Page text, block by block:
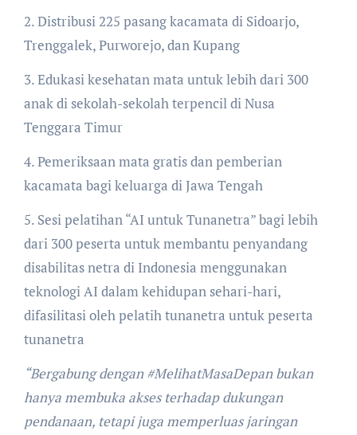
2. Distribusi 225 pasang kacamata di Sidoarjo,
Trenggalek, Purworejo, dan Kupang
3. Edukasi kesehatan mata untuk lebih dari 300
anak di sekolah-sekolah terpencil di Nusa
Tenggara Timur
4. Pemeriksaan mata gratis dan pemberian
kacamata bagi keluarga di Jawa Tengah
5. Sesi pelatihan “AI untuk Tunanetra” bagi lebih
dari 300 peserta untuk membantu penyandang
disabilitas netra di Indonesia menggunakan
teknologi AI dalam kehidupan sehari-hari,
difasilitasi oleh pelatih tunanetra untuk peserta
tunanetra
“Bergabung dengan #MelihatMasaDepan bukan
hanya membuka akses terhadap dukungan
pendanaan, tetapi juga memperluas jaringan